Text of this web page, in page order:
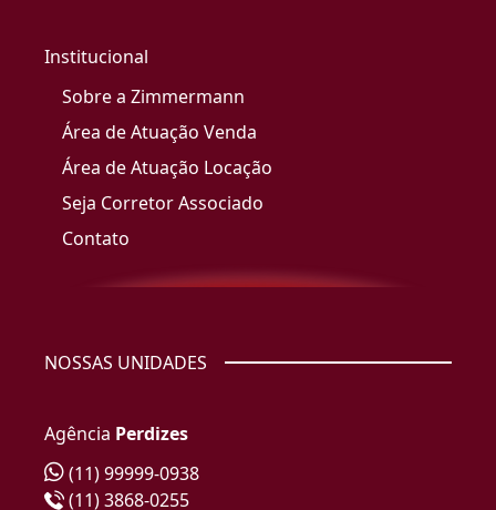
Institucional
Sobre a Zimmermann
Área de Atuação Venda
Área de Atuação Locação
Seja Corretor Associado
Contato
NOSSAS UNIDADES
Agência Perdizes
(11) 99999-0938
(11) 3868-0255